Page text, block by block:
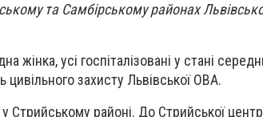
та Самбірському районах
жінка, усі госпіталізовані у стані
захисту Львівської ОВА.
районі. До Стрийської